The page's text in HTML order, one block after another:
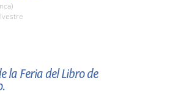
la Feria del Libro de